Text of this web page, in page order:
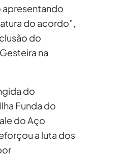
apresentando
do acordo”,
do
na
do
Funda do
do Aço
a luta dos